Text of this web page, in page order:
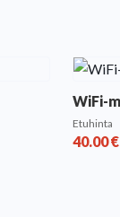
WiFi-
Etuhinta
40.00€